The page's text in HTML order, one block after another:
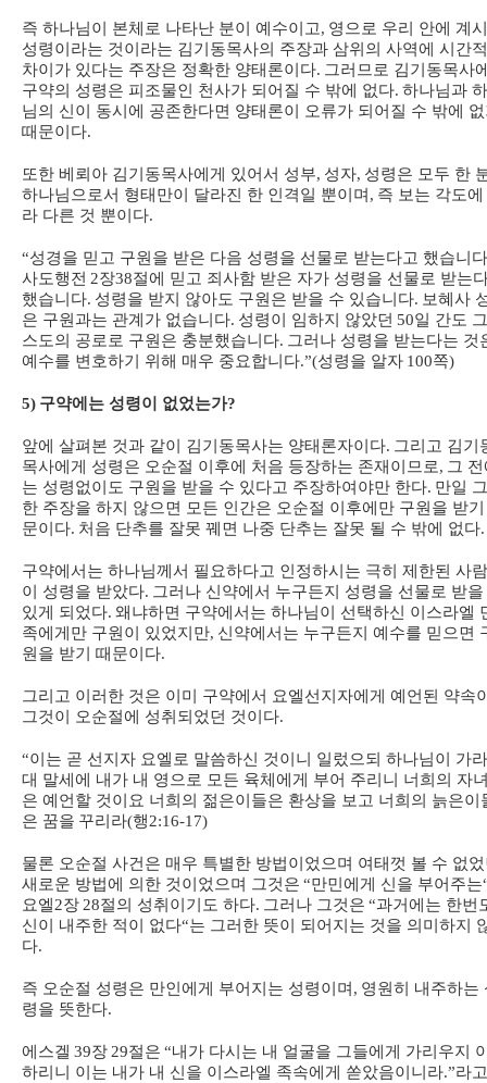
즉 하나님이 본체로 나타난 분이 예수이고, 영으로 우리 안에 계
성령이라는 것이라는 김기동목사의 주장과 삼위의 사역에 시간
차이가 있다는 주장은 정확한 양태론이다. 그러므로 김기동목사
구약의 성령은 피조물인 천사가 되어질 수 밖에 없다. 하나님과
님의 신이 동시에 공존한다면 양태론이 오류가 되어질 수 밖에
때문이다.
또한 베뢰아 김기동목사에게 있어서 성부, 성자, 성령은 모두 한
하나님으로서 형태만이 달라진 한 인격일 뿐이며 , 즉 보는 각도에
라 다른 것 뿐이다.
“성경을 믿고 구원을 받은 다음 성령을 선물로 받는다고 했습니다
사도행전 2장38절에 믿고 죄사함 받은 자가 성령을 선물로 받는
했습니다. 성령을 받지 않아도 구원은 받을 수 있습니다. 보혜사
은 구원과는 관계가 없습니다. 성령이 임하지 않았던 50일 간도
스도의 공로로 구원은 충분했습니다. 그러나 성령을 받는다는 것
예수를 변호하기 위해 매우 중요합니다.”(성령을 알자 100쪽)
5) 구약에는 성령이 없었는가?
앞에 살펴본 것과 같이 김기동목사는 양태론자이다. 그리고 김기
목사에게 성령은 오순절 이후에 처음 등장하는 존재이므로, 그
는 성령없이도 구원을 받을 수 있다고 주장하여야만 한다. 만일
한 주장을 하지 않으면 모든 인간은 오순절 이후에만 구원을 받
문이다. 처음 단추를 잘못 꿰면 나중 단추는 잘못 될 수 밖에 없다.
구약에서는 하나님께서 필요하다고 인정하시는 극히 제한된 사
이 성령을 받았다. 그러나 신약에서 누구든지 성령을 선물로 받을
있게 되었다. 왜냐하면 구약에서는 하나님이 선택하신 이스라엘
족에게만 구원이 있었지만, 신약에서는 누구든지 예수를 믿으면
원을 받기 때문이다.
그리고 이러한 것은 이미 구약에서 요엘선지자에게 예언된 약속
그것이 오순절에 성취되었던 것이다.
“이는 곧 선지자 요엘로 말씀하신 것이니 일렀으되 하나님이 가
대 말세에 내가 내 영으로 모든 육체에게 부어 주리니 너희의 자
은 예언할 것이요 너희의 젊은이들은 환상을 보고 너희의 늙은이
은 꿈을 꾸리라(행2:16-17)
물론 오순절 사건은 매우 특별한 방법이었으며 여태껏 볼 수 없
새로운 방법에 의한 것이었으며 그것은 “만민에게 신을 부어주는
요엘2장 28절의 성취이기도 하다. 그러나 그것은 “과거에는 한번
신이 내주한 적이 없다“는 그러한 뜻이 되어지는 것을 의미하지
다.
즉 오순절 성령은 만인에게 부어지는 성령이며 , 영원히 내주하는
령을 뜻한다.
에스겔 39장 29절은 “내가 다시는 내 얼굴을 그들에게 가리우지
하리니 이는 내가 내 신을 이스라엘 족속에게 쏟았음이니라.”라